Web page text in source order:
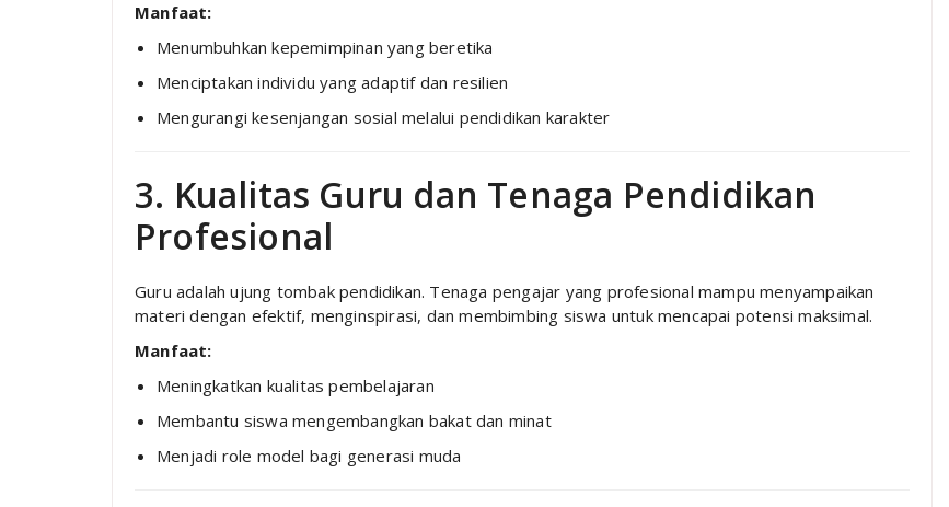
Manfaat:
Menumbuhkan kepemimpinan yang beretika
Menciptakan individu yang adaptif dan resilien
Mengurangi kesenjangan sosial melalui pendidikan karakter
3. Kualitas Guru dan Tenaga Pendidikan
Profesional
Guru adalah ujung tombak pendidikan. Tenaga pengajar yang profesional mampu menyampaikan
materi dengan efektif, menginspirasi, dan membimbing siswa untuk mencapai potensi maksimal.
Manfaat:
Meningkatkan kualitas pembelajaran
Membantu siswa mengembangkan bakat dan minat
Menjadi role model bagi generasi muda